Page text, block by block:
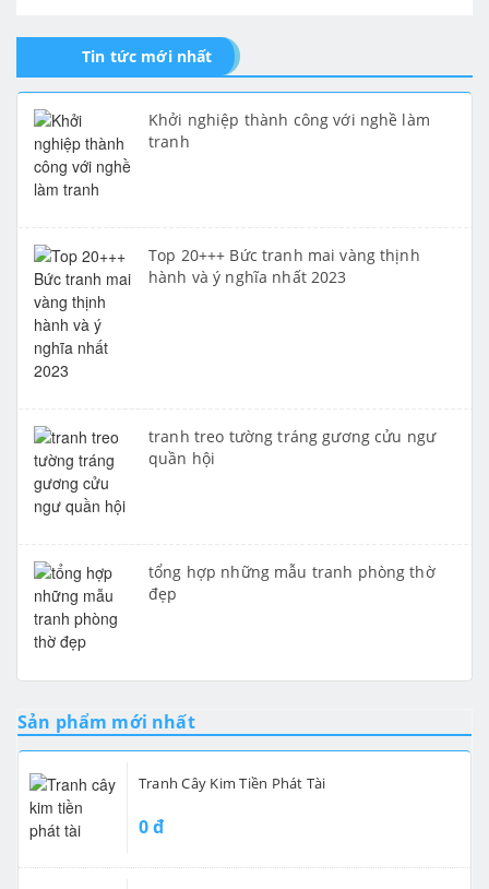
Tin tức mới nhất
Khởi nghiệp thành công với nghề làm
tranh
Top 20+++ Bức tranh mai vàng thịnh
hành và ý nghĩa nhất 2023
tranh treo tường tráng gương cửu ngư
quần hội
tổng hợp những mẫu tranh phòng thờ
đẹp
Sản phẩm mới nhất
Tranh Cây Kim Tiền Phát Tài
0 đ